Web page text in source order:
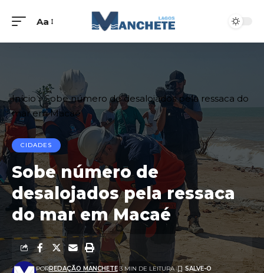
Aa
Início»Sobe número de desalojados pela ressaca do
mar em Macaé
CIDADES
Sobe número de
desalojados pela ressaca
do mar em Macaé
PORREDAÇÃO MANCHETE 3 MIN DE LEITURA